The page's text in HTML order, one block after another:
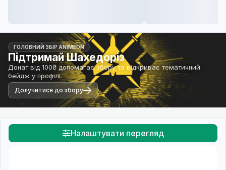
ГОЛОВНИЙ ЗБІР ANIMEON
Підтримай Шахедоріз
Донат від 100₴ допомагає збору та відкриває тематичний
бейдж у профілі.
Долучитися до збору
Налаштувати перегляд